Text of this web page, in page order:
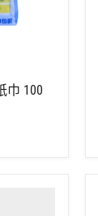
巾 100